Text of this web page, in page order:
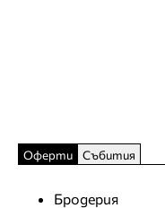
Оферти Събития
Бродерия